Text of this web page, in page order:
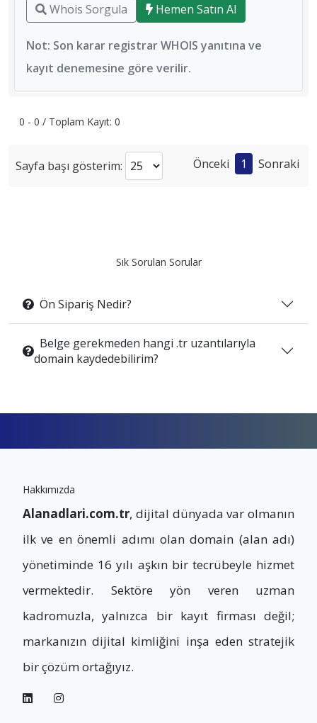
Whois Sorgula Hemen Satın Al
Not: Son karar registrar WHOIS yanıtına ve
kayıt denemesine göre verilir.
0 - 0 / Toplam Kayıt: 0
Sayfa başı gösterim: Önceki 1 Sonraki
Sık Sorulan Sorular
Ön Sipariş Nedir?
Belge gerekmeden hangi .tr uzantılarıyla
domain kaydedebilirim?
Hakkımızda
Alanadlari.com.tr, dijital dünyada var olmanın
ilk ve en önemli adımı olan domain (alan adı)
yönetiminde 16 yılı aşkın bir tecrübeyle hizmet
vermektedir. Sektöre yön veren uzman
kadromuzla, yalnızca bir kayıt firması değil;
markanızın dijital kimliğini inşa eden stratejik
bir çözüm ortağıyız.